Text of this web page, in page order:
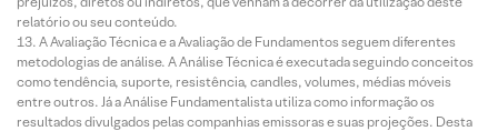
relatório ou seu conteúdo.
A Avaliação Técnica e a Avaliação de Fundamentos seguem diferentes
metodologias de análise. A Análise Técnica é executada seguindo conceitos
como tendência, suporte, resistência, candles, volumes, médias móveis
entre outros. Já a Análise Fundamentalista utiliza como informação os
resultados divulgados pelas companhias emissoras e suas projeções. Desta